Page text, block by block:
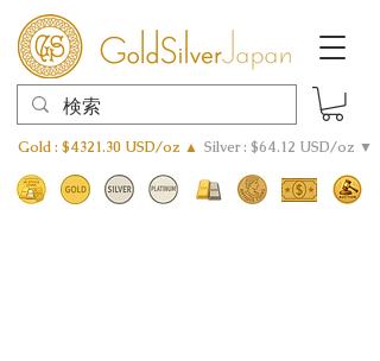
Gold : $4321.30 USD/oz ▲ Silver : $64.12 USD/oz ▼